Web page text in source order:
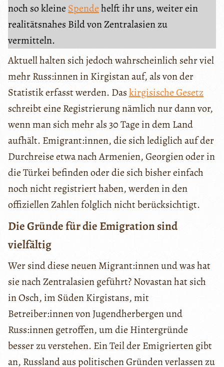
noch so kleine Spendehelft ihr uns, weiter ein
realitätsnahes Bild von Zentralasien zu
vermitteln.
Aktuell halten sich jedoch wahrscheinlich sehr viel
mehr Russ:innen in Kirgistan auf, als von der
Statistik erfasst werden. Daskirgisische Gesetz
schreibt eine Registrierung nämlich nur dann vor,
wenn man sich mehr als 30 Tage in dem Land
aufhält. Emigrant:innen, die sich lediglich auf der
Durchreise etwa nach Armenien, Georgien oder in
die Türkei befinden oder die sich bisher einfach
noch nicht registriert haben, werden in den
offiziellen Zahlen folglich nicht berücksichtigt.
Die Gründe für die Emigration sind
vielfältig
Wer sind diese neuen Migrant:innen und was hat
sie nach Zentralasien geführt? Novastan hat sich
in Osch, im Süden Kirgistans, mit
Betreiber:innen von Jugendherbergen und
Russ:innen getroffen, um die Hintergründe
besser zu verstehen. Ein Teil der Emigrierten gibt
an, Russland aus politischen Gründen verlassen zu